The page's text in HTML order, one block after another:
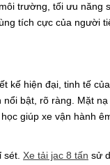
trường, tối ưu năng
tích cực của người
kế hiện đại, tinh tế
bật, rõ ràng. Mặt
giúp xe vận hành
Xe tải jac 8 tấn sử